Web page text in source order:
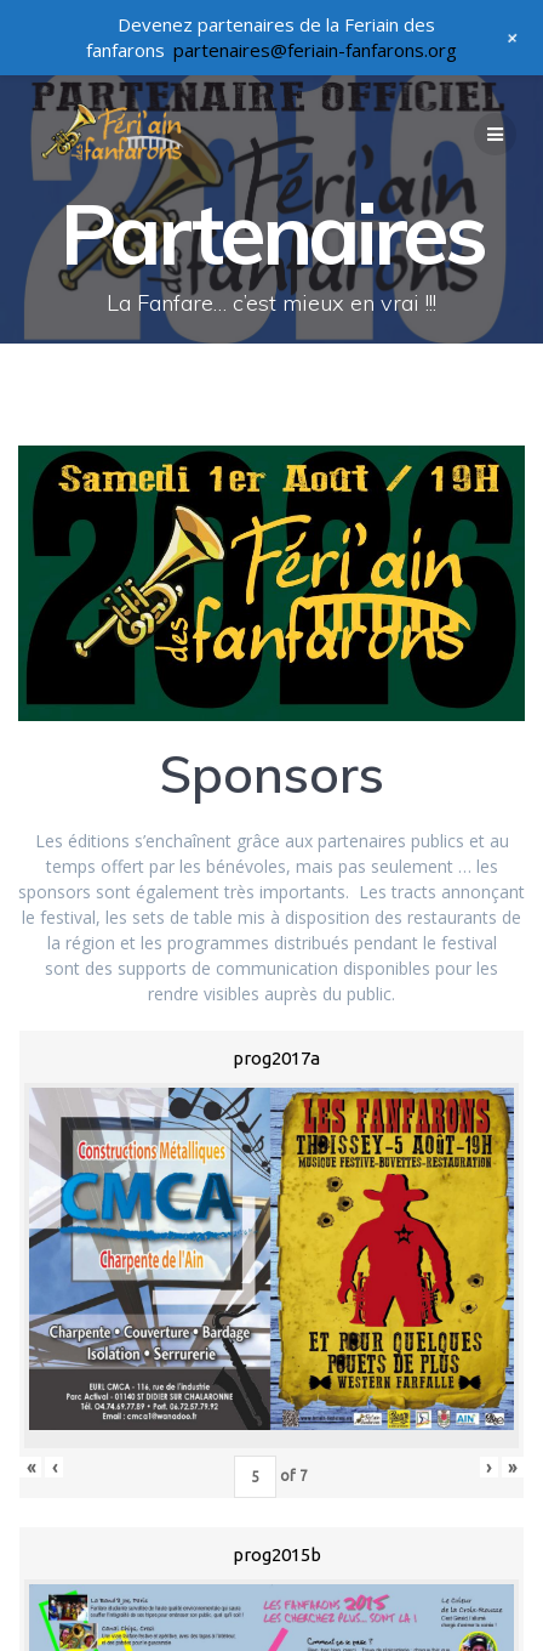
Passer
au
contenu
Partenaires
La Fanfare… c’est mieux en vrai !!!
Sponsors
Les éditions s’enchaînent grâce aux partenaires publics et au
temps offert par les bénévoles, mais pas seulement … les
sponsors sont également très importants. Les tracts annonçant
le festival, les sets de table mis à disposition des restaurants de
la région et les programmes distribués pendant le festival
sont des supports de communication disponibles pour les
rendre visibles auprès du public.
prog2017a
« ‹ of 7 › »
prog2015b
Devenez partenaires de la Feriain des
fanfarons partenaires@feriain-fanfarons.org +